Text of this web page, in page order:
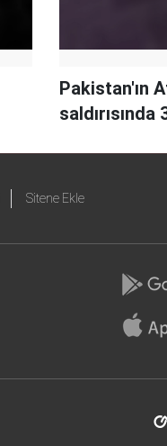
Pakistan'ın
Sitene Ekle